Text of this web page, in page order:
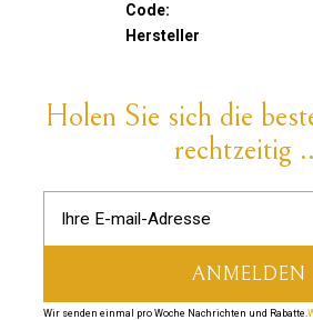
Code:
Hersteller
Holen Sie sich die
rechtzeitig
Wir senden einmal pro Woche Nachrichten und Rabatte.